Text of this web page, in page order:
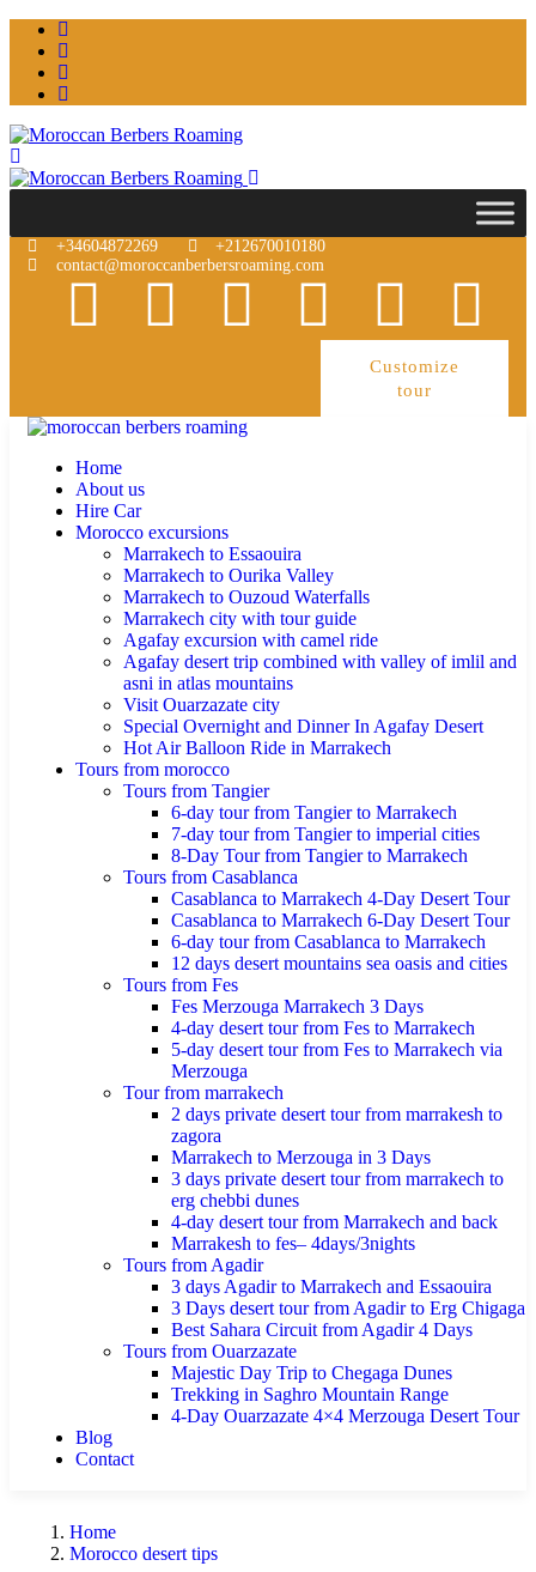
+34604872269
+212670010180
contact@moroccanberbersroaming.com
Customize
tour
Home
About us
Hire Car
Morocco excursions
Marrakech to Essaouira
Marrakech to Ourika Valley
Marrakech to Ouzoud Waterfalls
Marrakech city with tour guide
Agafay excursion with camel ride
Agafay desert trip combined with valley of imlil and
asni in atlas mountains
Visit Ouarzazate city
Special Overnight and Dinner In Agafay Desert
Hot Air Balloon Ride in Marrakech
Tours from morocco
Tours from Tangier
6-day tour from Tangier to Marrakech
7-day tour from Tangier to imperial cities
8-Day Tour from Tangier to Marrakech
Tours from Casablanca
Casablanca to Marrakech 4-Day Desert Tour
Casablanca to Marrakech 6-Day Desert Tour
6-day tour from Casablanca to Marrakech
12 days desert mountains sea oasis and cities
Tours from Fes
Fes Merzouga Marrakech 3 Days
4-day desert tour from Fes to Marrakech
5-day desert tour from Fes to Marrakech via
Merzouga
Tour from marrakech
2 days private desert tour from marrakesh to
zagora
Marrakech to Merzouga in 3 Days
3 days private desert tour from marrakech to
erg chebbi dunes
4-day desert tour from Marrakech and back
Marrakesh to fes– 4days/3nights
Tours from Agadir
3 days Agadir to Marrakech and Essaouira
3 Days desert tour from Agadir to Erg Chigaga
Best Sahara Circuit from Agadir 4 Days
Tours from Ouarzazate
Majestic Day Trip to Chegaga Dunes
Trekking in Saghro Mountain Range
4-Day Ouarzazate 4×4 Merzouga Desert Tour
Blog
Contact
Home
Morocco desert tips